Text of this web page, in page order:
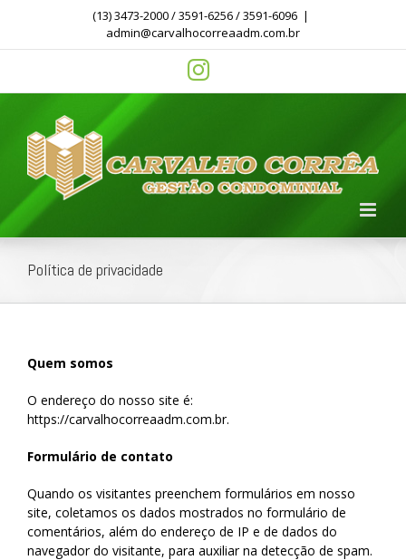
content
(13) 3473-2000 / 3591-6256 / 3591-6096 |
admin@carvalhocorreaadm.com.br
instagram
Política de privacidade
Quem somos
O endereço do nosso site é:
https://carvalhocorreaadm.com.br.
Formulário de contato
Quando os visitantes preenchem formulários em nosso
site, coletamos os dados mostrados no formulário de
comentários, além do endereço de IP e de dados do
navegador do visitante, para auxiliar na detecção de spam.